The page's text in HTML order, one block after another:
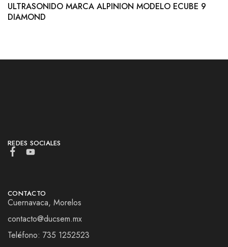
ULTRASONIDO MARCA ALPINION MODELO ECUBE 9
DIAMOND
REDES SOCIALES
CONTACTO
Cuernavaca, Morelos
contacto@ducsem.mx
Teléfono: 735 1252523